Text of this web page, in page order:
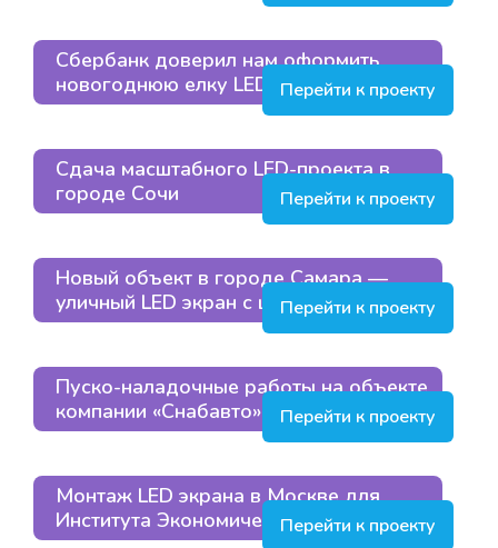
Сбербанк доверил нам оформить
новогоднюю елку LED-экраномПерейти к проекту
Сдача масштабного LED-проекта в
городе Сочи
Перейти к проекту
Новый объект в городе Самара —
уличный LED экран с шагом пикселя Р8
Перейти к проекту
Пуско-наладочные работы на объекте
компании «Снабавто» в Люберцах
Перейти к проекту
Монтаж LED экрана в Москве для
Института Экономического Развития
Перейти к проекту